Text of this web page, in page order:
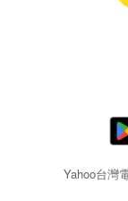
Yahoo台灣